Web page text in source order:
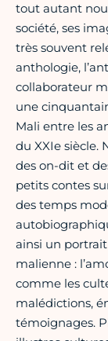
tout autant
société, ses
très souvent
anthologie,
collaborateur
une
Mali entre les
du XXIe siècle.
des on-dit et
petits contes
des temps
ainsi un
malienne :
comme les
malédictions,
témoignages.